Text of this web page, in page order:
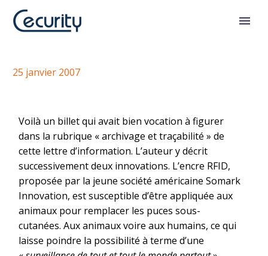
Encre RFID et stockage liquide
25 janvier 2007
Voilà un billet qui avait bien vocation à figurer
dans la rubrique « archivage et traçabilité » de
cette lettre d’information. L’auteur y décrit
successivement deux innovations. L’encre RFID,
proposée par la jeune société américaine Somark
Innovation, est susceptible d’être appliquée aux
animaux pour remplacer les puces sous-
cutanées. Aux animaux voire aux humains, ce qui
laisse poindre la possibilité à terme d’une